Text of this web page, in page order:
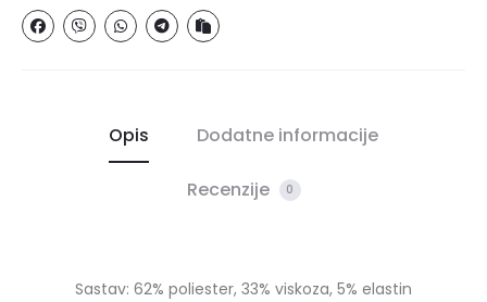
Opis Dodatne informacije
Recenzije 0
Sastav: 62% poliester, 33% viskoza, 5% elastin